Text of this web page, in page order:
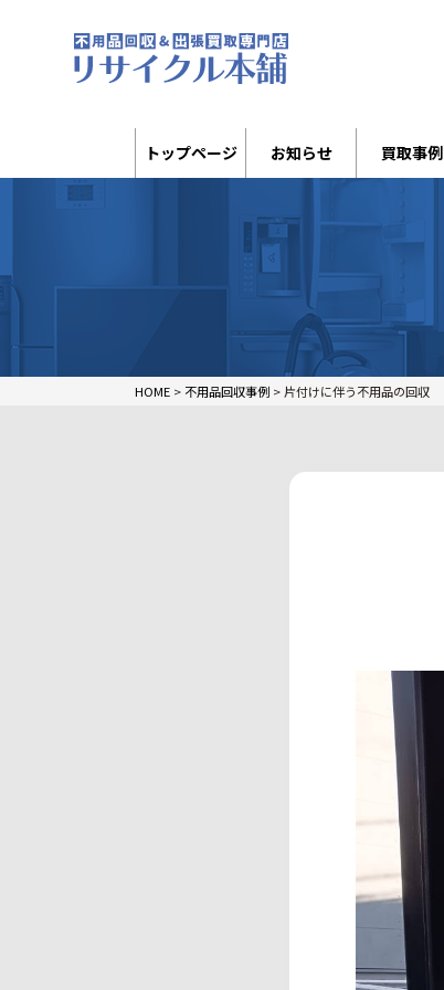
トップページ お知らせ 買取事例
HOME > 不用品回収事例 > 片付けに伴う不用品の回収